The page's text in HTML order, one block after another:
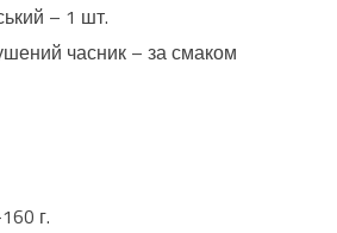
– 1 шт.
часник – за смаком
г.